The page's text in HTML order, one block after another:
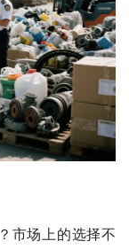
市场上的选择不